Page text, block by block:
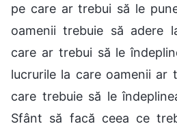
pe care ar trebui să le
oamenii trebuie să adere
care ar trebui să le
lucrurile la care oamenii ar
care trebuie să le
Sfânt să facă ceea ce